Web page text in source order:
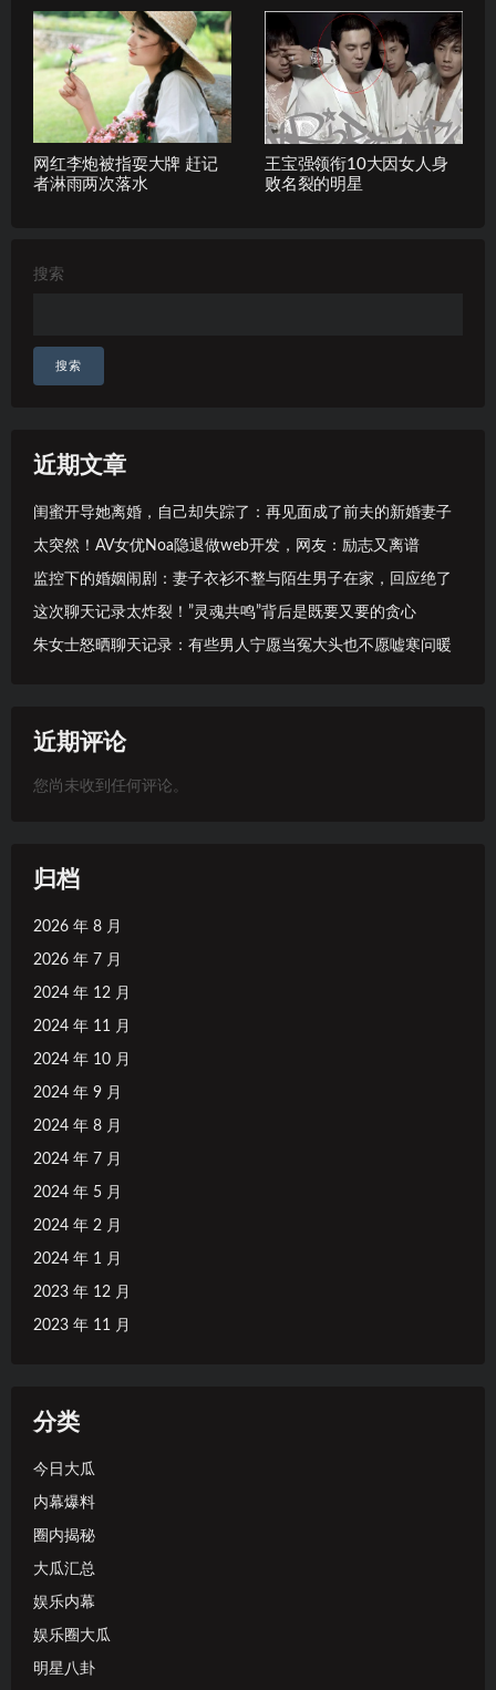
网红李炮被指耍大牌 赶记
者淋雨两次落水
王宝强领衔10大因女人身
败名裂的明星
搜索
搜索
近期文章
闺蜜开导她离婚，自己却失踪了：再见面成了前夫的新婚妻子
太突然！AV女优Noa隐退做web开发，网友：励志又离谱
监控下的婚姻闹剧：妻子衣衫不整与陌生男子在家，回应绝了
这次聊天记录太炸裂！”灵魂共鸣”背后是既要又要的贪心
朱女士怒晒聊天记录：有些男人宁愿当冤大头也不愿嘘寒问暖
近期评论
您尚未收到任何评论。
归档
2026 年 8 月
2026 年 7 月
2024 年 12 月
2024 年 11 月
2024 年 10 月
2024 年 9 月
2024 年 8 月
2024 年 7 月
2024 年 5 月
2024 年 2 月
2024 年 1 月
2023 年 12 月
2023 年 11 月
分类
今日大瓜
内幕爆料
圈内揭秘
大瓜汇总
娱乐内幕
娱乐圈大瓜
明星八卦